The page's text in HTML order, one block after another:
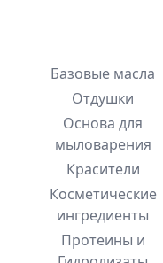
Базовые масла
Отдушки
Основа для
мыловарения
Красители
Косметические
ингредиенты
Протеины и